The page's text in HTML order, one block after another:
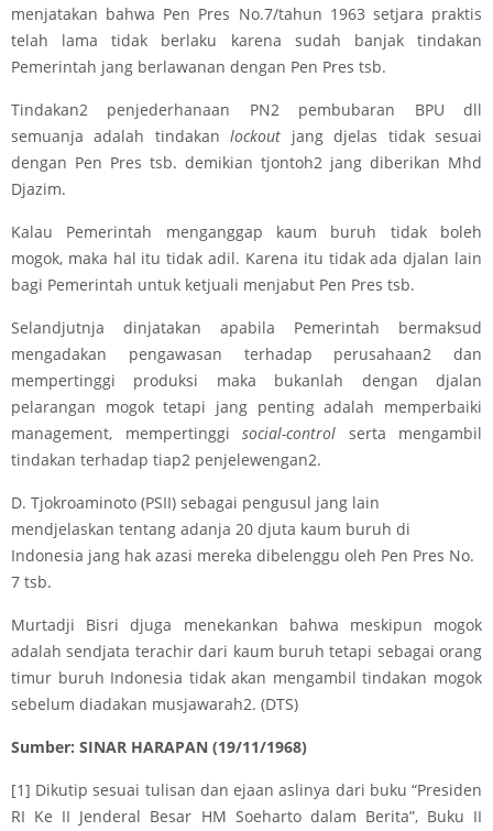
menjatakan bahwa Pen Pres No.7/tahun 1963 setjara praktis
telah lama tidak berlaku karena sudah banjak tindakan
Pemerintah jang berlawanan dengan Pen Pres tsb.
Tindakan2 penjederhanaan PN2 pembubaran BPU dll
semuanja adalah tindakanlockout jang djelas tidak sesuai
dengan Pen Pres tsb. demikian tjontoh2 jang diberikan Mhd
Djazim.
Kalau Pemerintah menganggap kaum buruh tidak boleh
mogok, maka hal itu tidak adil. Karena itu tidak ada djalan lain
bagi Pemerintah untuk ketjuali menjabut Pen Pres tsb.
Selandjutnja dinjatakan apabila Pemerintah bermaksud
mengadakan pengawasan terhadap perusahaan2 dan
mempertinggi produksi maka bukanlah dengan djalan
pelarangan mogok tetapi jang penting adalah memperbaiki
management, mempertinggi social-control serta mengambil
tindakan terhadap tiap2 penjelewengan2.
D. Tjokroaminoto (PSII) sebagai pengusul jang lain
mendjelaskan tentang adanja 20 djuta kaum buruh di
Indonesia jang hak azasi mereka dibelenggu oleh Pen Pres No.
7 tsb.
Murtadji Bisri djuga menekankan bahwa meskipun mogok
adalah sendjata terachir dari kaum buruh tetapi sebagai orang
timur buruh Indonesia tidak akan mengambil tindakan mogok
sebelum diadakan musjawarah2. (DTS)
Sumber: SINAR HARAPAN (19/11/1968)
[1] Dikutip sesuai tulisan dan ejaan aslinya dari buku “Presiden
RI Ke II Jenderal Besar HM Soeharto dalam Berita”, Buku II